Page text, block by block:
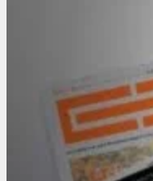
Alle Macht den Daten
1. April 2013
Mehr als 80 Prozent
Beitrag lesen